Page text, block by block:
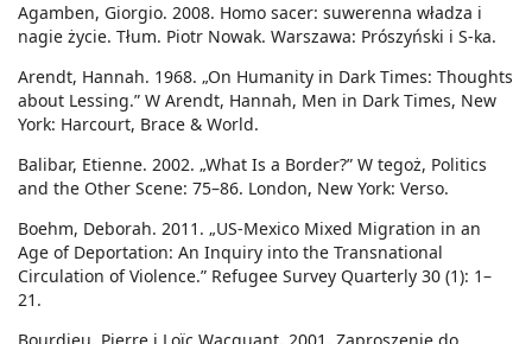
Agamben, Giorgio. 2008. Homo sacer: suwerenna władza i
nagie życie. Tłum. Piotr Nowak. Warszawa: Prószyński i S-ka.
Arendt, Hannah. 1968. „On Humanity in Dark Times: Thoughts
about Lessing.” W Arendt, Hannah, Men in Dark Times, New
York: Harcourt, Brace & World.
Balibar, Etienne. 2002. „What Is a Border?” W tegoż, Politics
and the Other Scene: 75–86. London, New York: Verso.
Boehm, Deborah. 2011. „US-Mexico Mixed Migration in an
Age of Deportation: An Inquiry into the Transnational
Circulation of Violence.” Refugee Survey Quarterly 30 (1): 1–
21.